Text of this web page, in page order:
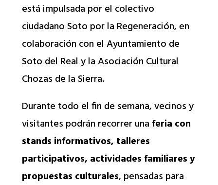
está impulsada por el colectivo
ciudadano Soto por la Regeneración, en
colaboración con el Ayuntamiento de
Soto del Real y la Asociación Cultural
Chozas de la Sierra.
Durante todo el fin de semana, vecinos y
visitantes podrán recorrer una feria con
stands informativos, talleres
participativos, actividades familiares y
propuestas culturales, pensadas para